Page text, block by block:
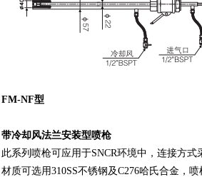
FM-NF型
带冷却风法兰安装型喷枪
此系列喷枪可应用于SNCR环境中，连接方式
材质可选用310SS不锈钢及C276哈氏合金，喷